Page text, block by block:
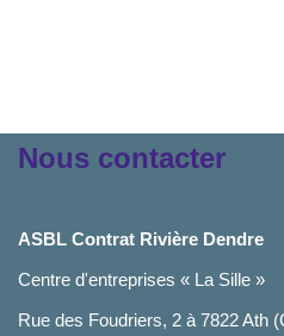
Nous contacter
ASBL Contrat Rivière Dendre
Centre d'entreprises « La Sille »
Rue des Foudriers, 2 à 7822 Ath